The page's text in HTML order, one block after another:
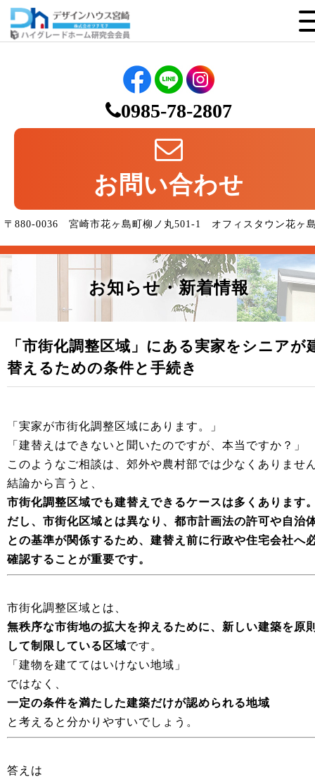
0985-78-2807
お問い合わせ
〒880-0036 宮崎市花ヶ島町柳ノ丸501-1 オフィスタウン花ヶ
お知らせ・新着情報
「市街化調整区域」にある実家をシニアが
替えるための条件と手続き
「実家が市街化調整区域にあります。」
「建替えはできないと聞いたのですが、本当ですか？」
このようなご相談は、郊外や農村部では少なくありませ
結論から言うと、
市街化調整区域でも建替えできるケースは多くあります
だし、市街化区域とは異なり、都市計画法の許可や自治
との基準が関係するため、建替え前に行政や住宅会社へ
確認することが重要です。
市街化調整区域とは、
無秩序な市街地の拡大を抑えるために、新しい建築を原
して制限している区域です。
「建物を建ててはいけない地域」
ではなく、
一定の条件を満たした建築だけが認められる地域
と考えると分かりやすいでしょう。
答えは